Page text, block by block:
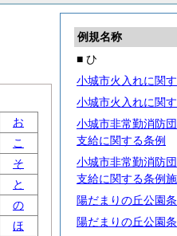
例規名称
■ ひ
小城市火入れに関
小城市火入れに関
小城市非常勤消防
支給に関する条例
小城市非常勤消防
支給に関する条例
陽だまりの丘公園
陽だまりの丘公園
お
こ
そ
と
の
ほ